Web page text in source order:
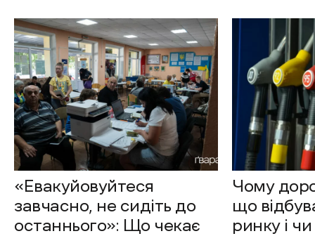
«Евакуйовуйтеся
завчасно, не сидіть до
останнього»: Що чекає
Чому
що
ринку і